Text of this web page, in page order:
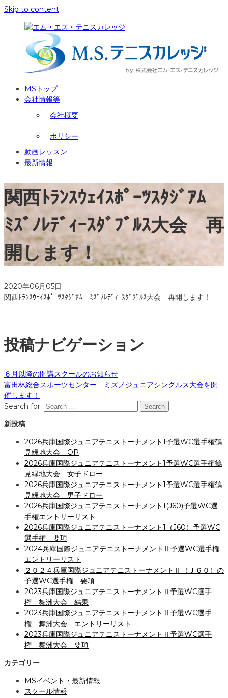
Skip to content
MSトップ
会社情報等
会社概要
ポリシー
動画レッスン
最新情報
関西ﾄﾗﾝｽｳｪｲｽﾎﾟｰﾂｽﾀｼﾞｱﾑ
ﾐｽﾞﾉﾚﾃﾞｨｰｽﾀﾞﾌﾞﾙｽ大会 再
開します！
2020年06月05日
関西ﾄﾗﾝｽｳｪｲｽﾎﾟｰﾂｽﾀｼﾞｱﾑ ﾐｽﾞﾉﾚﾃﾞｨｰｽﾀﾞﾌﾞﾙｽ大会 再開します！
投稿ナビゲーション
６月以降の開講スクールのお知らせ
富田林総合スポーツセンター ミズノジュニアシングルス大会を開
催します！
Search for:
Search
新投稿
2026兵庫国際ジュニアテニストーナメント1予選WC選手権鶴
見緑地大会 OP
2026兵庫国際ジュニアテニストーナメント1予選WC選手権鶴
見緑地大会 女子ドロー
2026兵庫国際ジュニアテニストーナメント1予選WC選手権鶴
見緑地大会 男子ドロー
2026兵庫国際ジュニアテニストーナメント1(J60)予選WC選
手権エントリーリスト
2026兵庫国際ジュニアテニストーナメント1（J60）予選WC
選手権 要項
2024兵庫国際ジュニアテニストーナメントⅡ予選WC選手権
エントリーリスト
２０２４兵庫国際ジュニアテニストーナメントⅡ（Ｊ６０）の
予選WC選手権 要項
2023兵庫国際ジュニアテニストーナメントⅡ予選WC選手
権 舞洲大会 結果
2023兵庫国際ジュニアテニストーナメントⅡ予選WC選手
権 舞洲大会 エントリーリスト
2023兵庫国際ジュニアテニストーナメントⅡ予選WC選手
権 舞洲大会 要項
カテゴリー
MSイベント・最新情報
スクール情報